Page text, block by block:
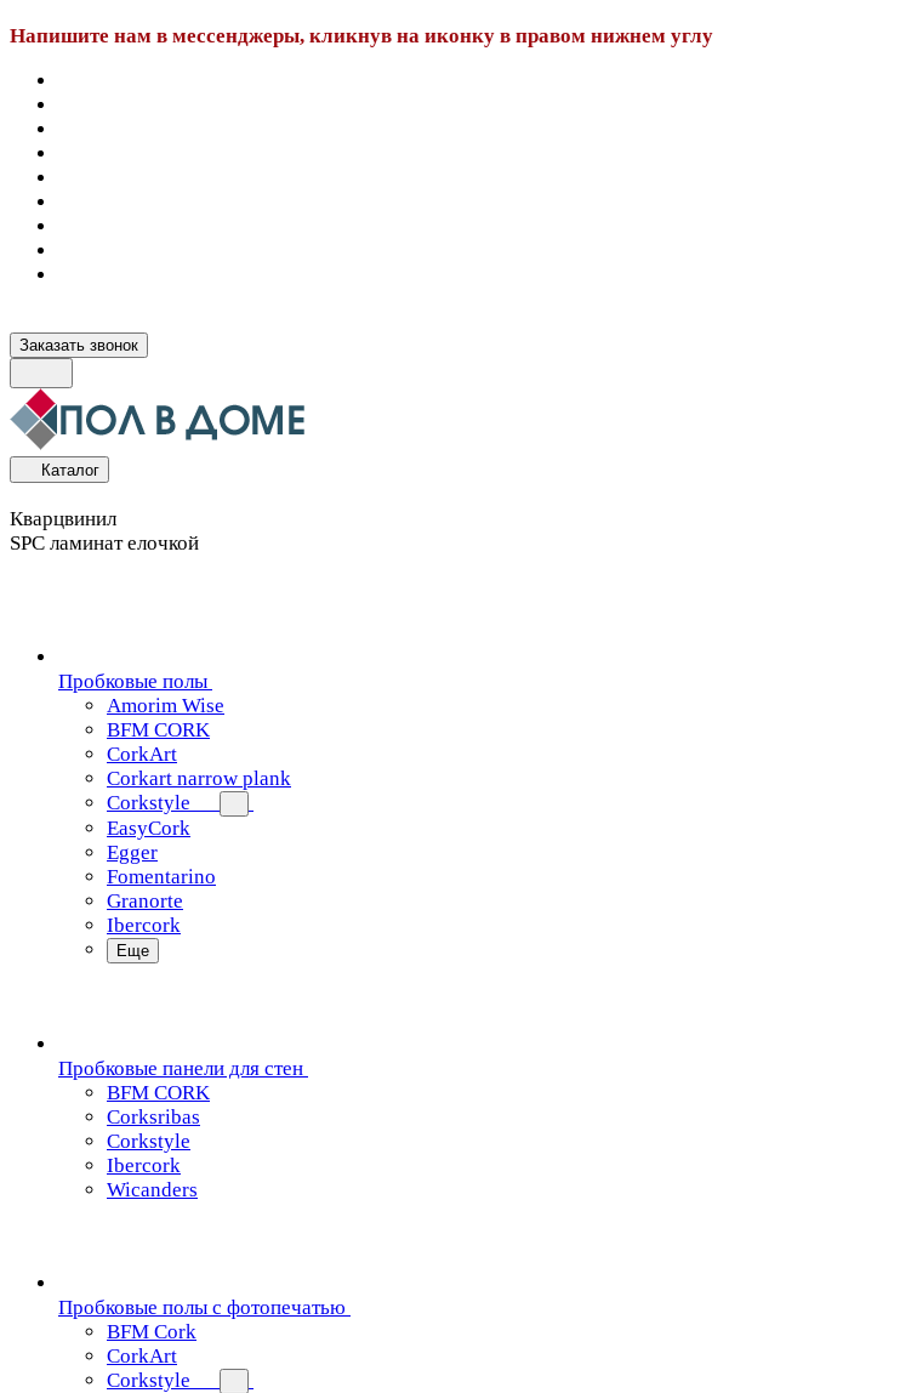
Напишите нам в мессенджеры, кликнув на иконку в правом нижнем углу
Заказать звонок
Каталог
Кварцвинил
SPC ламинат елочкой
Пробковые полы
Amorim Wise
BFM CORK
CorkArt
Corkart narrow plank
Corkstyle
EasyCork
Egger
Fomentarino
Granorte
Ibercork
Еще
Пробковые панели для стен
BFM CORK
Corksribas
Corkstyle
Ibercork
Wicanders
Пробковые полы с фотопечатью
BFM Cork
CorkArt
Corkstyle